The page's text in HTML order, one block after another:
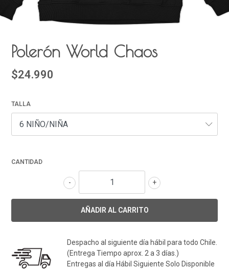
Polerón World Chaos
$24.990
TALLA
CANTIDAD
+
-
Despacho al siguiente día hábil para todo Chile.
(Entrega Tiempo aprox. 2 a 3 días.)
Entregas al día Hábil Siguiente Solo Disponible